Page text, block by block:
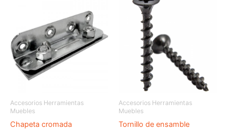
Accesorios Herramientas
Muebles
Chapeta cromada
Accesorios Herramientas
Muebles
Tornillo de ensamble